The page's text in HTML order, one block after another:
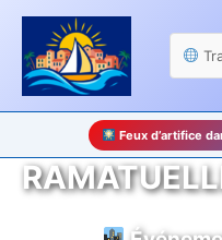
Panneau de gestion des
Aller
contenu
Feux d’artifice